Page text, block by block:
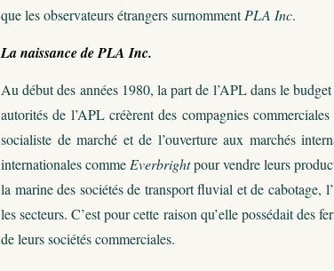
que les observateurs étrangers surnommentPLA Inc.
La naissance de PLA Inc.
Au début des années 1980, la part de l’APL dans le
autorités de l’APL créèrent des compagnies
socialiste de marché et de l’ouverture aux marchés
internationales comme Everbrightpour vendre leurs
la marine des sociétés de transport fluvial et de cabotage,
les secteurs. C’est pour cette raison qu’elle possédait des
de leurs sociétés commerciales.